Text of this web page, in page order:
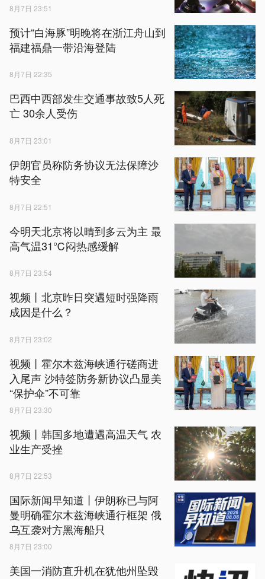
8月7日 23:51
预计“白海豚”明晚将在浙江舟山到
福建福鼎一带沿海登陆
8月7日 22:35
巴西中西部发生交通事故致5人死
亡 30余人受伤
8月7日 23:01
伊朗官员称防务协议无法保障沙
特安全
8月7日 22:51
今明天北京将以晴到多云为主 最
高气温31℃闷热感缓解
8月7日 23:54
视频丨北京昨日突遇短时强降雨
成因是什么？
8月7日 23:02
视频丨霍尔木兹海峡通行磋商进
入尾声 沙特签防务新协议凸显美
“保护伞”不可靠
8月7日 23:30
视频丨韩国多地遭遇高温天气 农
业生产受挫
8月7日 22:53
国际新闻早知道丨伊朗称已与阿
曼明确霍尔木兹海峡通行框架 俄
乌互袭对方黑海船只
8月7日 23:00
美国一消防直升机在犹他州坠毁